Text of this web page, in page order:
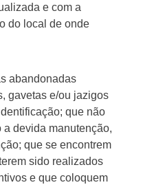
e com a
do local de onde
abandonadas
gavetas e/ou jazigos
que não
devida manutenção,
que se encontrem
sido realizados
e que coloquem